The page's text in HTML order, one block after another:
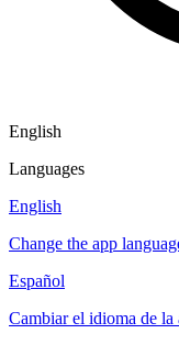
English
Languages
English
Change the app
Español
Cambiar el idioma de la